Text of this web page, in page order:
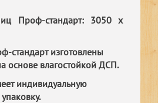
Проф-стандарт: 3050 х
стандарт изготовлены
основе влагостойкой ДСП.
индивидуальную